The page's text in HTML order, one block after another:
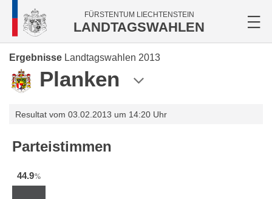
FÜRSTENTUM LIECHTENSTEIN
LANDTAGSWAHLEN
Ergebnisse Landtagswahlen 2013
Planken
Resultat vom 03.02.2013 um 14:20 Uhr
Parteistimmen
44.9%